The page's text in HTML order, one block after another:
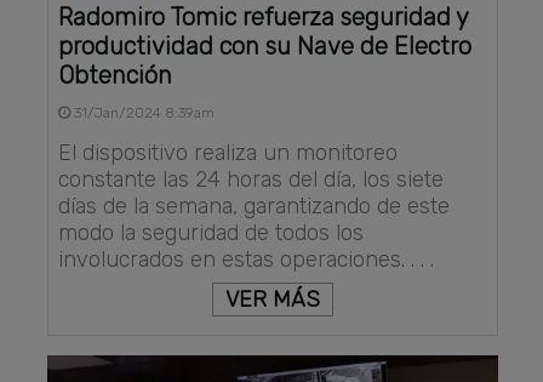
Radomiro Tomic refuerza seguridad y
productividad con su Nave de Electro
Obtención
31/Jan/2024 8:39am
El dispositivo realiza un monitoreo
constante las 24 horas del día, los siete
días de la semana, garantizando de este
modo la seguridad de todos los
involucrados en estas operaciones. . . .
VER MÁS